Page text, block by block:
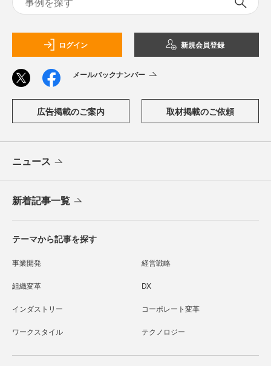
ログイン 新規会員登録
メールバックナンバー
広告掲載のご案内 取材掲載のご依頼
ニュース
新着記事一覧
テーマから記事を探す
事業開発 経営戦略
組織変革 DX
インダストリー コーポレート変革
ワークスタイル テクノロジー